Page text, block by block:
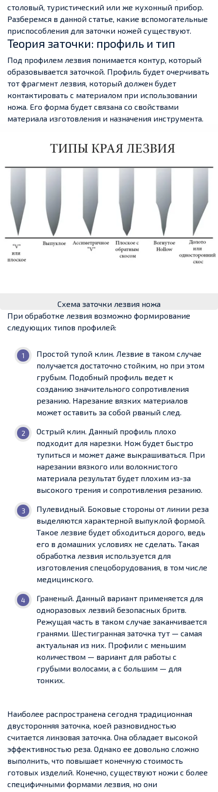
столовый, туристический или же кухонный прибор.
Разберемся в данной статье, какие вспомогательные
приспособления для заточки ножей существуют.
Теория заточки: профиль и тип
Под профилем лезвия понимается контур, который
образовывается заточкой. Профиль будет очерчивать
тот фрагмент лезвия, который должен будет
контактировать с материалом при использовании
ножа. Его форма будет связана со свойствами
материала изготовления и назначения инструмента.
Схема заточки лезвия ножа
При обработке лезвия возможно формирование
следующих типов профилей:
Простой тупой клин. Лезвие в таком случае
получается достаточно стойким, но при этом
грубым. Подобный профиль ведет к
созданию значительного сопротивления
резанию. Нарезание вязких материалов
может оставить за собой рваный след.
Острый клин. Данный профиль плохо
подходит для нарезки. Нож будет быстро
тупиться и может даже выкрашиваться. При
нарезании вязкого или волокнистого
материала результат будет плохим из-за
высокого трения и сопротивления резанию.
Пулевидный. Боковые стороны от линии реза
выделяются характерной выпуклой формой.
Такое лезвие будет обходиться дорого, ведь
его в домашних условиях не сделать. Такая
обработка лезвия используется для
изготовления спецоборудования, в том числе
медицинского.
Граненый. Данный вариант применяется для
одноразовых лезвий безопасных бритв.
Режущая часть в таком случае заканчивается
гранями. Шестигранная заточка тут — самая
актуальная из них. Профили с меньшим
количеством — вариант для работы с
грубыми волосами, а с большим — для
тонких.
Наиболее распространена сегодня традиционная
двусторонняя заточка, коей разновидностью
считается линзовая заточка. Она обладает высокой
эффективностью реза. Однако ее довольно сложно
выполнить, что повышает конечную стоимость
готовых изделий. Конечно, существуют ножи с более
специфичными формами лезвия, но они